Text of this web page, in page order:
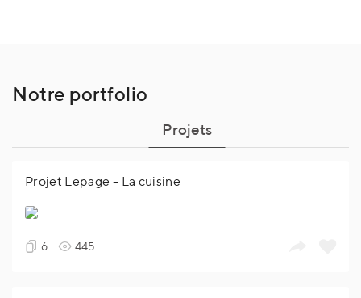
Notre portfolio
Projets
Projet Lepage - La cuisine
6 445